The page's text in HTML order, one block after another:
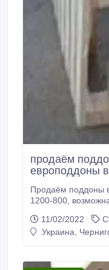
продаём
европоддоны
Продаём поддоны
1200-800,
11/02/2022
Украина,